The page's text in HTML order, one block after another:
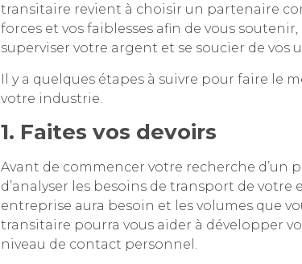
transitaire revient à choisir un partenaire
forces et vos faiblesses afin de vous
superviser votre argent et se soucier de vos
Il y a quelques étapes à suivre pour faire le
votre industrie.
1. Faites vos devoirs
Avant de commencer votre recherche
d’analyser les besoins de transport de
entreprise aura besoin et les volumes que
transitaire pourra vous aider à développer
niveau de contact personnel.